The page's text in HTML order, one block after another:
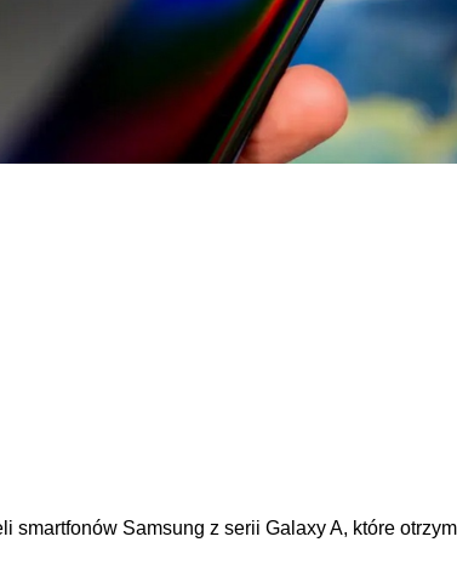
smartfonów Samsung z serii Galaxy A, które